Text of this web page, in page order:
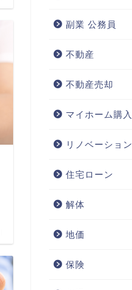
副業 公務員
不動産
不動産売却
マイホーム購入
リノベーション
住宅ローン
解体
地価
保険